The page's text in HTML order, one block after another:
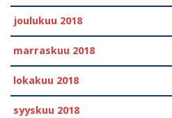
joulukuu 2018
marraskuu 2018
lokakuu 2018
syyskuu 2018